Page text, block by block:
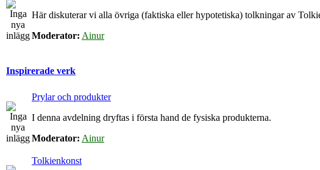
Här diskuterar vi alla övriga (faktiska eller hypotetiska) tolkningar av
Moderator: Ainur
Inspirerade verk
Prylar och produkter
I denna avdelning dryftas i första hand de fysiska produkterna.
Moderator: Ainur
Tolkienkonst